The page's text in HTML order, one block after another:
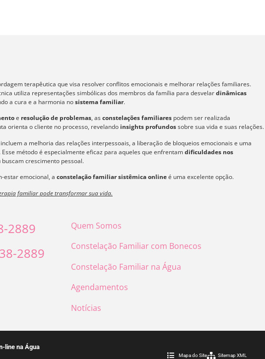
terapêutica que visa resolver conflitos emocionais e melhorar relações familiares.
utiliza representações simbólicas dos membros da família para desvelardinâmicas
a cura e a harmonia nosistema familiar.
e resolução de problemas, asconstelações familiares podem ser realizada
orienta o cliente no processo, revelando insights profundossobre sua vida e suas relações.
incluem a melhoria das relações interpessoais, a liberação de bloqueios emocionais e uma
método é especialmente eficaz para aqueles que enfrentamdificuldades nos
buscam crescimento pessoal.
estar emocional, a constelação familiar sistêmica onlineé uma excelente opção.
familiar pode transformar sua vida.
2889
2889
Quem Somos
Constelação Familiar com Bonecos
Constelação Familiar na Água
Agendamentos
Notícias
line na Água
Mapa do Site Sitemap XML